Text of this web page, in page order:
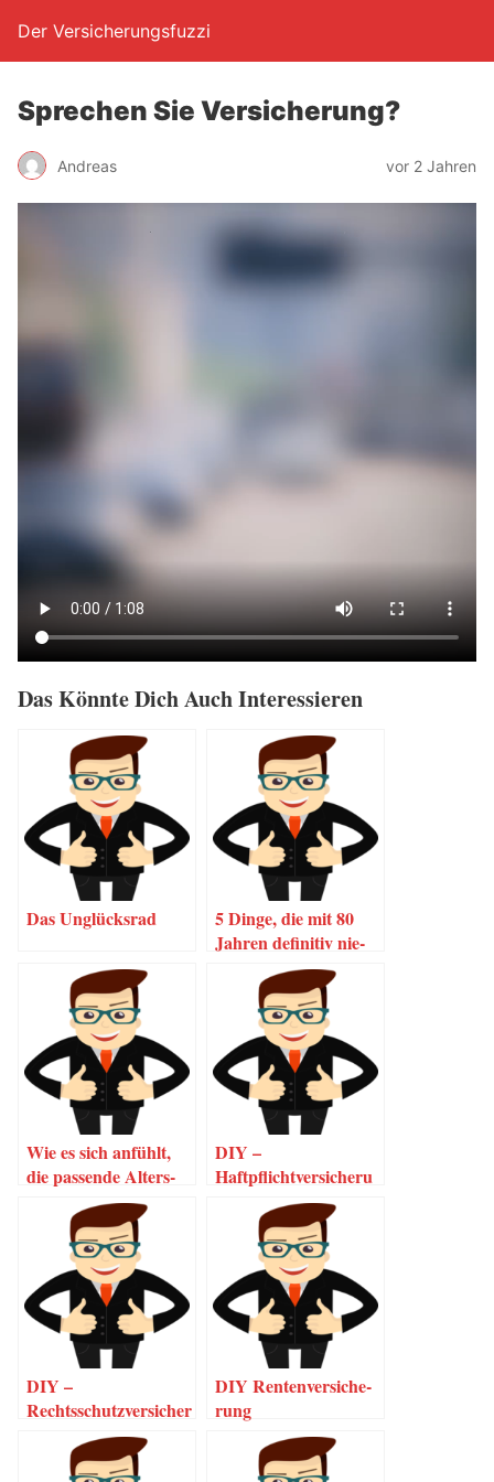
Der Versicherungsfuzzi
Spre­chen Sie Versicherung?
Andreas vor 2 Jahren
Das Könn­te Dich Auch Interessieren
Das Unglücks­rad
5 Din­ge, die mit 80
Jah­ren defi­ni­tiv nie­
mand sagen wird.
Wie es sich anfühlt,
die pas­sen­de Alters­
vor­sor­ge gefun­den
zu haben…
DIY –
Haftpflichtversicheru
DIY –
Rechtsschutzversicher
DIY Ren­ten­ver­si­che­
rung